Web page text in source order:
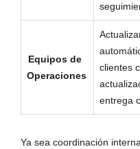
Equipos de
Operaciones
clientes
entrega
Ya sea coordinación